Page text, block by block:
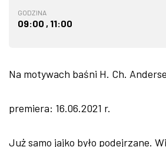
GODZINA
09:00 , 11:00
Na motywach baśni H. Ch.
premiera: 16.06.2021 r.
Już samo jajko było podejrzane.